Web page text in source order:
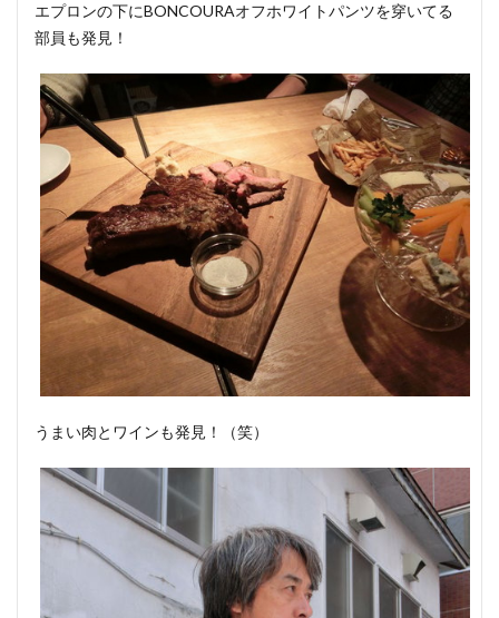
エプロンの下にBONCOURAオフホワイトパンツを穿いてる
部員も発見！
うまい肉とワインも発見！（笑）